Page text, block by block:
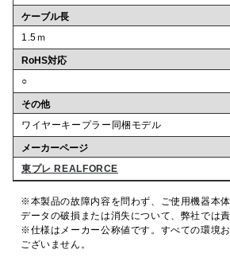
ケーブル長
1.5ｍ
RoHS対応
○
その他
ワイヤーキープラー同梱モデル
メーカーページ
東プレ REALFORCE
※本製品の故障内容を問わず、ご使用機器本
データの破損または消失について、弊社では
※仕様はメーカー公称値です。すべての環境
ございません。